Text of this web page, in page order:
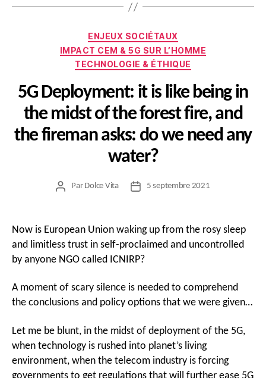
Catégories
ENJEUX SOCIÉTAUX
IMPACT CEM & 5G SUR L’HOMME
TECHNOLOGIE & ÉTHIQUE
5G Deployment: it is like being in
the midst of the forest fire, and
the fireman asks: do we need any
water?
Auteur
Par Dolce Vita
Date5 septembre 2021
Now is European Union waking up from the rosy sleep
and limitless trust in self-proclaimed and uncontrolled
by anyone NGO called ICNIRP?
A moment of scary silence is needed to comprehend
the conclusions and policy options that we were given…
Let me be blunt, in the midst of deployment of the 5G,
when technology is rushed into planet’s living
environment, when the telecom industry is forcing